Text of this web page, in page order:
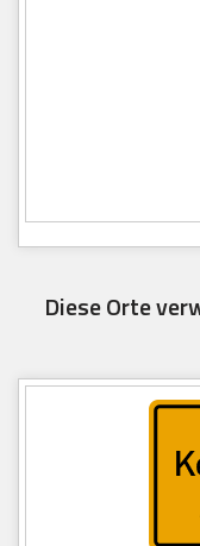
Diese Orte